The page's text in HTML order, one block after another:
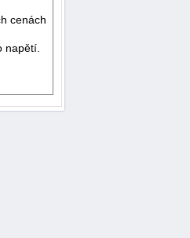
cenách
napětí.